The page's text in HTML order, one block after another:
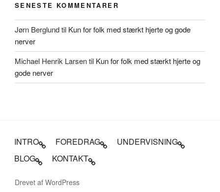
SENESTE KOMMENTARER
Jørn Berglundtil Kun for folk med stærkt hjerte og gode
nerver
Michael Henrik Larsentil Kun for folk med stærkt hjerte og
gode nerver
INTRO FOREDRAG
UNDERVISNING
BLOG
KONTAKT
Drevet af WordPress